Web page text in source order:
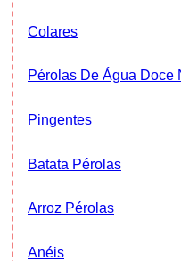
Colares
Pérolas De Água
Pingentes
Batata Pérolas
Arroz Pérolas
Anéis